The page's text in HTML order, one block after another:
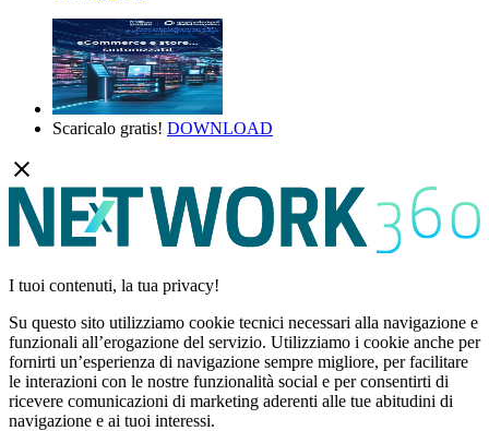
Scaricalo gratis! DOWNLOAD
I tuoi contenuti, la tua privacy!
Su questo sito utilizziamo cookie tecnici necessari alla navigazione e
funzionali all’erogazione del servizio. Utilizziamo i cookie anche per
fornirti un’esperienza di navigazione sempre migliore, per facilitare
le interazioni con le nostre funzionalità social e per consentirti di
ricevere comunicazioni di marketing aderenti alle tue abitudini di
navigazione e ai tuoi interessi.